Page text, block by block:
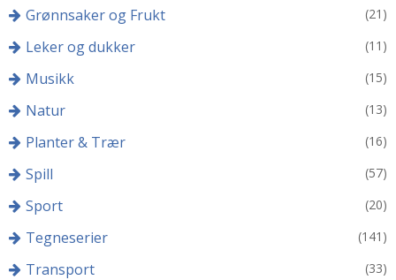
Grønnsaker og Frukt (21)
Leker og dukker (11)
Musikk (15)
Natur (13)
Planter & Trær (16)
Spill (57)
Sport (20)
Tegneserier (141)
Transport (33)